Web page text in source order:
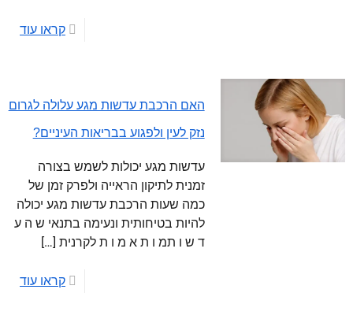
קראו עוד
האם הרכבת עדשות מגע עלולה לגרום
נזק לעין ולפגוע בבריאות העיניים?
עדשות מגע יכולות לשמש בצורה
זמנית לתיקון הראייה ולפרק זמן של
כמה שעות הרכבת עדשות מגע יכולה
להיות בטיחותית ונעימה בתנאי ש ה ע
ד ש ו תמ ו ת א מ ו ת לקרנית […]
קראו עוד